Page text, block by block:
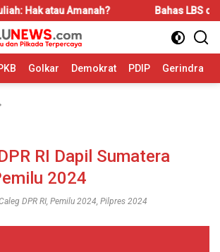
Bahas LBS dan LP2B, REI
Golkar Demokrat PDIP Gerindra
RI Dapil Sumatera
2024
DPR RI, Pemilu 2024, Pilpres 2024